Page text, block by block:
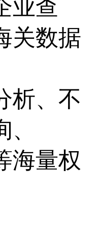
业查
关数据
、 不
海量权